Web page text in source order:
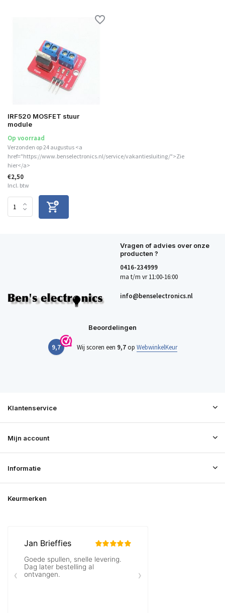
IRF520 MOSFET stuur
module
Op voorraad
Verzonden op 24 augustus <a
href="https://www.benselectronics.nl/service/vakantiesluiting/">Zie
hier</a>
€2,50
Incl. btw
Vragen of advies over onze
producten ?
0416-234999
ma t/m vr 11:00-16:00
info@benselectronics.nl
Beoordelingen
9,7 Wij scoren een 9,7op WebwinkelKeur
Klantenservice
Mijn account
Informatie
Keurmerken